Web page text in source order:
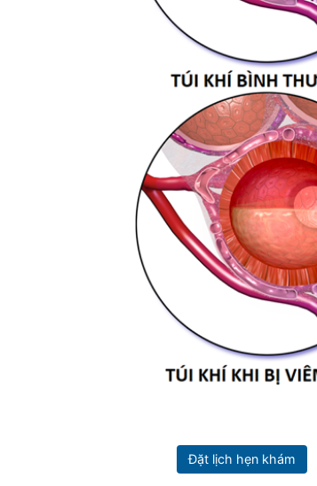
Đặt lịch hẹn khám